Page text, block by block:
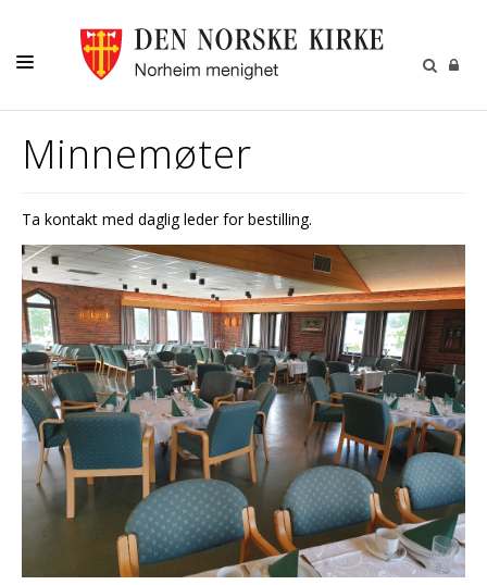
BARN-UNGE-KONFIRMANT
FAMILIE-VOKSNE
DIVERSE
PÅMELDINGER
NYHETER
Minnemøter
Ta kontakt med daglig leder for bestilling.